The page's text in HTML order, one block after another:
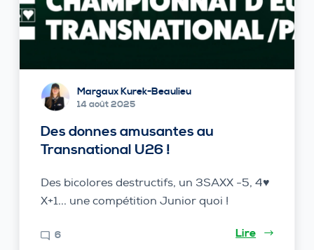
Margaux Kurek-Beaulieu
14 août 2025
Des donnes amusantes au
Transnational U26 !
Des bicolores destructifs, un 3SAXX -5, 4♥
X+1... une compétition Junior quoi !
6 Lire